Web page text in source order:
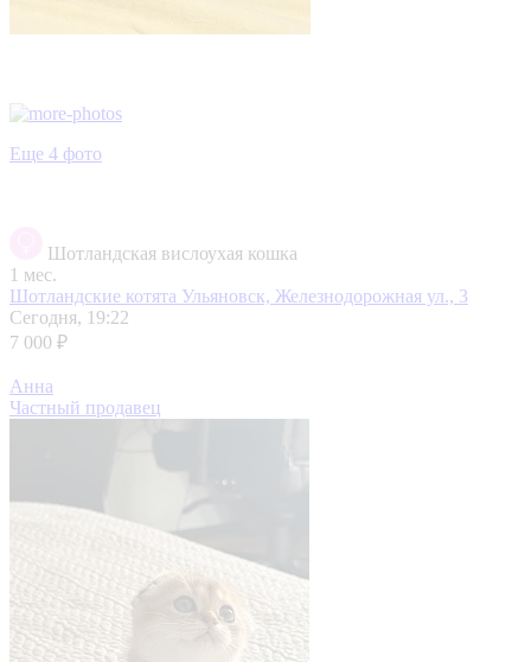
Еще 4 фото
Шотландская вислоухая кошка
1 мес.
Шотландские котята Ульяновск, Железнодорожная ул., 3
Сегодня, 19:22
7 000 ₽
Анна
Частный продавец